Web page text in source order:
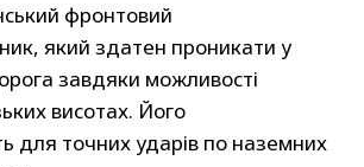
фронтовий
який здатен проникати у
завдяки можливості
висотах. Його
для точних ударів по наземних